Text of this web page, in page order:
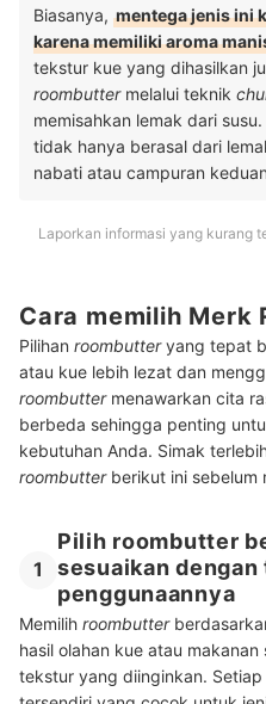
Biasanya, mentega jenis ini
karena memiliki aroma
tekstur kue yang dihasilkan
roombuttermelalui teknik
memisahkan lemak dari
tidak hanya berasal dari
nabati atau campuran
Laporkan informasi yang kurang
Cara memilih Merk
Pilihan roombutteryang tepat
atau kue lebih lezat dan
roombuttermenawarkan cita
berbeda sehingga penting
kebutuhan Anda. Simak
roombutterberikut ini sebelum
1
Pilih roombutter
sesuaikan dengan
penggunaannya
Memilih roombutter
hasil olahan kue atau
tekstur yang diinginkan. Setiap